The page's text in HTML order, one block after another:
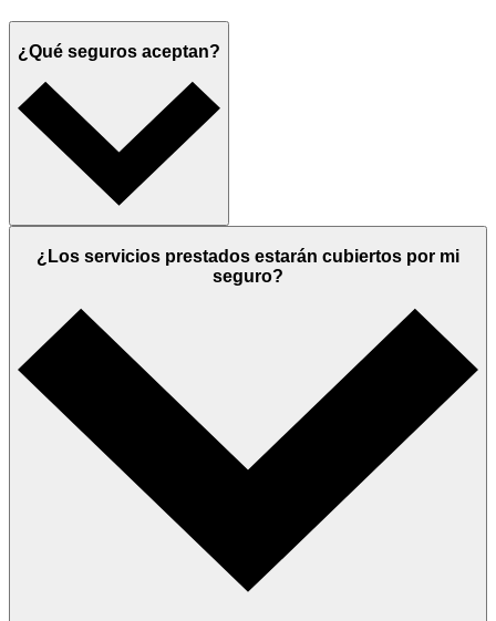
¿Qué seguros aceptan?
¿Los servicios prestados estarán cubiertos por mi
seguro?